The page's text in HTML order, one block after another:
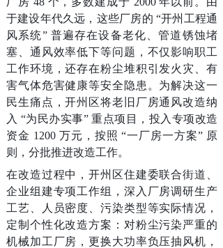
于建设年代久远，这些厂房的 “开州工程通
风系统” 普遍存在设备老化、管道锈蚀堵
塞、通风效率低下等问题，不仅影响职工
工作环境，还存在粉尘堆积引发火灾、有
害气体危害健康等安全隐患。为解决这一
民生痛点，开州区将老旧厂房通风改造纳
入 “为民办实事” 重点项目，投入专项改造
资金 1200 万元，按照 “一厂房一方案” 原
则，分批推进改造工作。
在改造过程中，开州区住建委联合街道、
企业组建专项工作组，深入厂房调研生产
工艺、人员密度、污染类型等实际情况，
定制个性化改造方案：对粉尘污染严重的
机械加工厂房，更换大功率负压抽风机，